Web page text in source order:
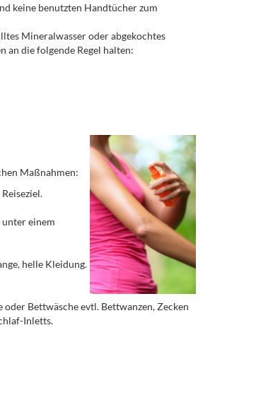
keine benutzten Handtücher zum
Mineralwasser oder abgekochtes
an die folgende Regel halten:
Maßnahmen:
einem
helle Kleidung.
Bettwäsche evtl. Bettwanzen, Zecken
Inletts.